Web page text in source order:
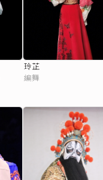
玲芷
編舞